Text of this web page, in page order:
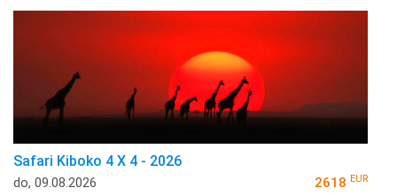
Safari Kiboko 4 X 4 - 2026
do, 09.08.2026 2618 EUR